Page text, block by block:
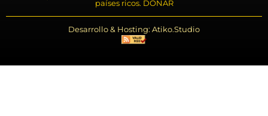
países ricos. DONAR
Desarrollo & Hosting: Atiko.Studio